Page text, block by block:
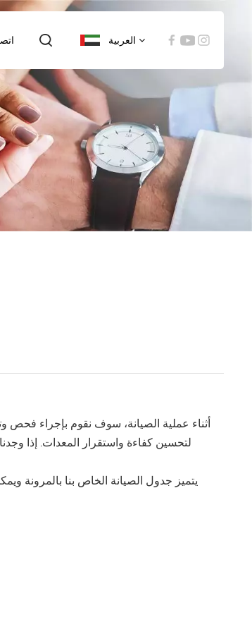
العربية
English
español
العربية
أثناء عملية الصيانة، سوف نقوم بإجراء فحص
لتحسين كفاءة واستقرار المعدات. إذا
يتميز جدول الصيانة الخاص بنا بالمرونة